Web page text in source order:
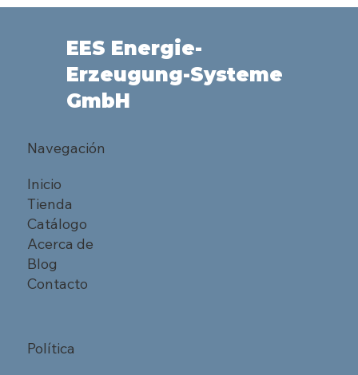
EES Energie-
Erzeugung-Systeme
GmbH
Navegación
Inicio
Tienda
Catálogo
Acerca de
Blog
Contacto
Política